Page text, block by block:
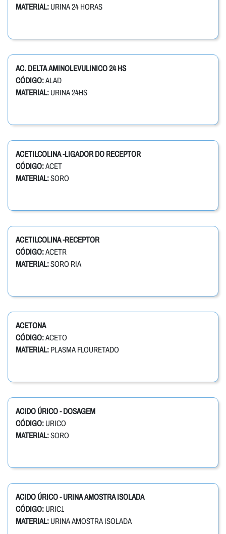
MATERIAL: URINA 24 HORAS
AC. DELTA AMINOLEVULINICO 24 HS
CÓDIGO:ALAD
MATERIAL: URINA 24HS
ACETILCOLINA -LIGADOR DO RECEPTOR
CÓDIGO:ACET
MATERIAL:SORO
ACETILCOLINA -RECEPTOR
CÓDIGO:ACETR
MATERIAL:SORO RIA
ACETONA
CÓDIGO:ACETO
MATERIAL: PLASMA FLOURETADO
ACIDO ÚRICO - DOSAGEM
CÓDIGO: URICO
MATERIAL:SORO
ACIDO ÚRICO - URINA AMOSTRA ISOLADA
CÓDIGO: URIC1
MATERIAL: URINA AMOSTRA ISOLADA